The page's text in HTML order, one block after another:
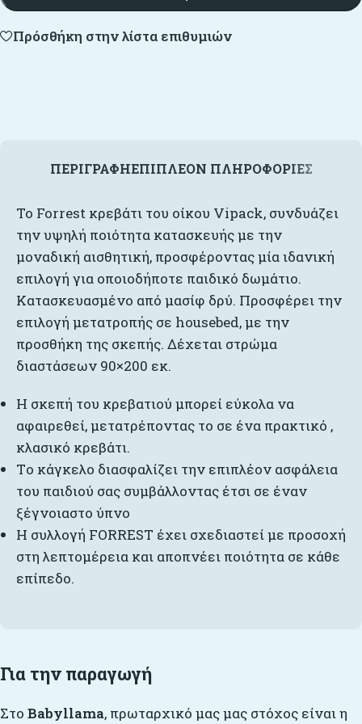
Πρόσθήκη στην λίστα επιθυμιών
ΠΕΡΙΓΡΑΦΉΕΠΙΠΛΈΟΝ ΠΛΗΡΟΦΟΡΊΕΣ
Το Forrest κρεβάτι του οίκου Vipack, συνδυάζει
την υψηλή ποιότητα κατασκευής με την
μοναδική αισθητική, προσφέροντας μία ιδανική
επιλογή για οποιοδήποτε παιδικό δωμάτιο.
Κατασκευασμένο από μασίφ δρύ. Προσφέρει την
επιλογή μετατροπής σε housebed, με την
προσθήκη της σκεπής. Δέχεται στρώμα
διαστάσεων 90×200 εκ.
Η σκεπή του κρεβατιού μπορεί εύκολα να
αφαιρεθεί, μετατρέποντας το σε ένα πρακτικό ,
κλασικό κρεβάτι.
Tο κάγκελο διασφαλίζει την επιπλέον ασφάλεια
του παιδιού σας συμβάλλοντας έτσι σε έναν
ξέγνοιαστο ύπνο
Η συλλογή FORREST έχει σχεδιαστεί με προσοχή
στη λεπτομέρεια και αποπνέει ποιότητα σε κάθε
επίπεδο.
Για την παραγωγή
Στο Babyllama, πρωταρχικό μας μας στόχος είναι η